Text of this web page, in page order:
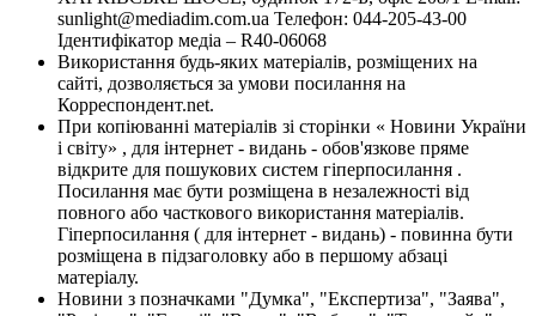
sunlight@mediadim.com.ua Телефон: 044-205-43-00
Ідентифікатор медіа – R40-06068
Використання будь-яких матеріалів, розміщених на
сайті, дозволяється за умови посилання на
Корреспондент.net.
При копіюванні матеріалів зі сторінки « Новини України
і світу» , для інтернет - видань - обов'язкове пряме
відкрите для пошукових систем гіперпосилання .
Посилання має бути розміщена в незалежності від
повного або часткового використання матеріалів.
Гіперпосилання ( для інтернет - видань) - повинна бути
розміщена в підзаголовку або в першому абзаці
матеріалу.
Новини з позначками "Думка", "Експертиза", "Заява",